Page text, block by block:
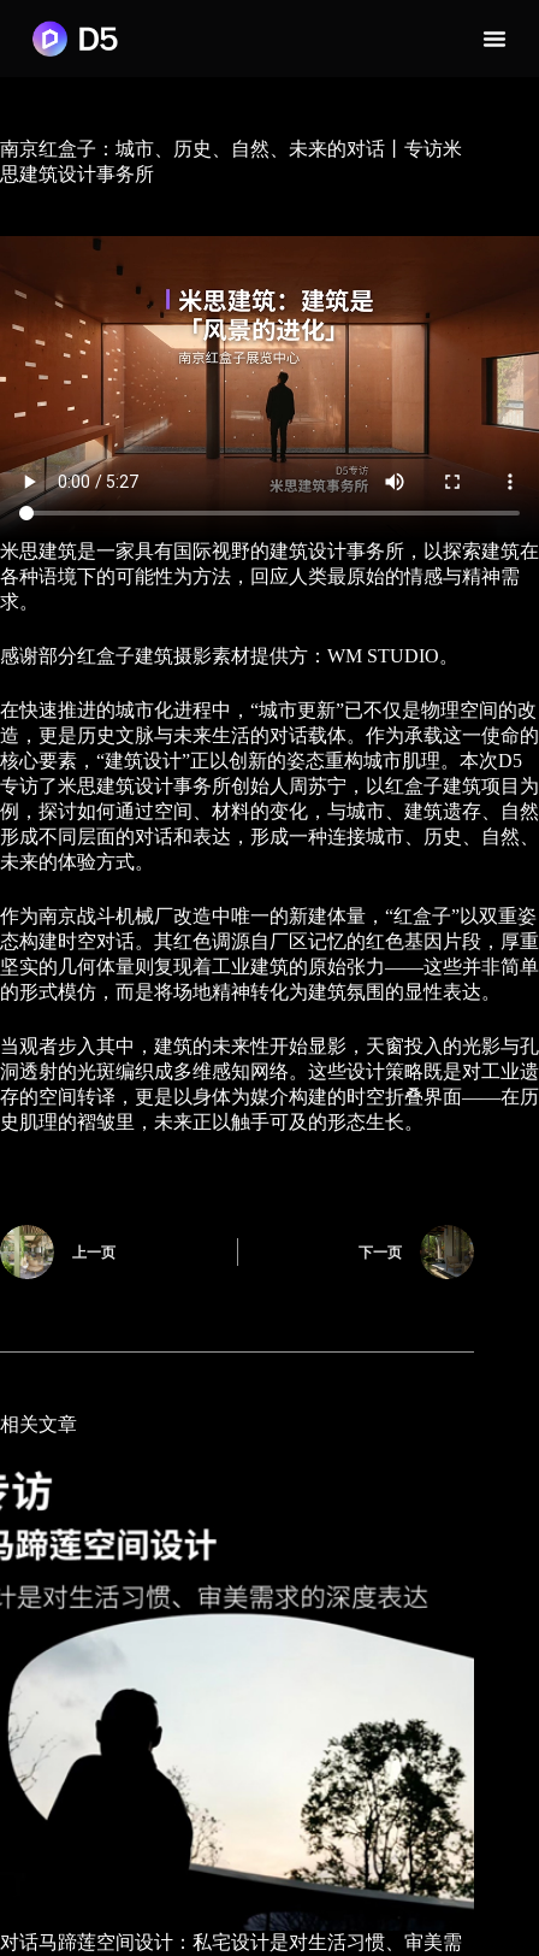
南京红盒子：城市、历史、自然、未来的对话丨专访米
思建筑设计事务所
米思建筑是一家具有国际视野的建筑设计事务所，以探索建筑在
各种语境下的可能性为方法，回应人类最原始的情感与精神需
求。
感谢部分红盒子建筑摄影素材提供方：WM STUDIO。
在快速推进的城市化进程中，“城市更新”已不仅是物理空间的改
造，更是历史文脉与未来生活的对话载体。作为承载这一使命的
核心要素，“建筑设计”正以创新的姿态重构城市肌理。本次D5
专访了米思建筑设计事务所创始人周苏宁，以红盒子建筑项目为
例，探讨如何通过空间、材料的变化，与城市、建筑遗存、自然
形成不同层面的对话和表达，形成一种连接城市、历史、自然、
未来的体验方式。
作为南京战斗机械厂改造中唯一的新建体量，“红盒子”以双重姿
态构建时空对话。其红色调源自厂区记忆的红色基因片段，厚重
坚实的几何体量则复现着工业建筑的原始张力——这些并非简单
的形式模仿，而是将场地精神转化为建筑氛围的显性表达。
当观者步入其中，建筑的未来性开始显影，天窗投入的光影与孔
洞透射的光斑编织成多维感知网络。这些设计策略既是对工业遗
存的空间转译，更是以身体为媒介构建的时空折叠界面——在历
史肌理的褶皱里，未来正以触手可及的形态生长。
上一页 下一页
相关文章
对话马蹄莲空间设计：私宅设计是对生活习惯、审美需